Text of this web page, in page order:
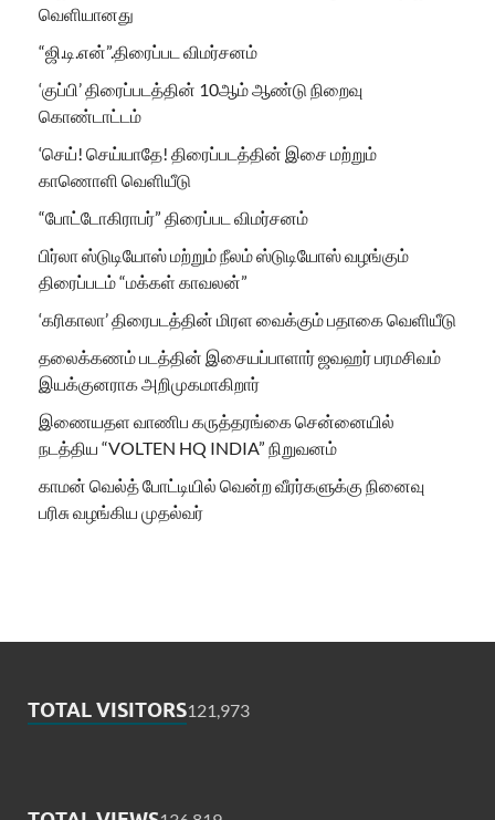
வெளியானது
“ஜி.டி.என்”.திரைப்பட விமர்சனம்
‘குப்பி’ திரைப்படத்தின் 10ஆம் ஆண்டு நிறைவு
கொண்டாட்டம்
‘செய்! செய்யாதே! திரைப்படத்தின் இசை மற்றும்
காணொளி வெளியீடு
“போட்டோகிராபர்” திரைப்பட விமர்சனம்
பிர்லா ஸ்டுடியோஸ் மற்றும் நீலம் ஸ்டுடியோஸ் வழங்கும்
திரைப்படம் “மக்கள் காவலன்”
‘கரிகாலா’ திரைபடத்தின் மிரள வைக்கும் பதாகை வெளியீடு
தலைக்கணம் படத்தின் இசையப்பாளார் ஜவஹர் பரமசிவம்
இயக்குனராக அறிமுகமாகிறார்
இணையதள வாணிப கருத்தரங்கை சென்னையில்
நடத்திய “VOLTEN HQ INDIA” நிறுவனம்
காமன் வெல்த் போட்டியில் வென்ற வீரர்களுக்கு நினைவு
பரிசு வழங்கிய முதல்வர்
TOTAL VISITORS121,973